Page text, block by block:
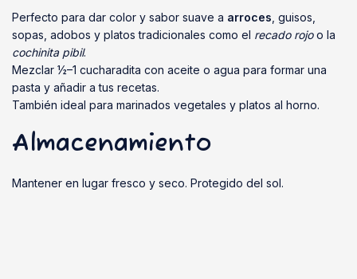
Perfecto para dar color y sabor suave a arroces , guisos,
sopas, adobos y platos tradicionales como el recado rojoo la
cochinita pibil.
Mezclar ½–1 cucharadita con aceite o agua para formar una
pasta y añadir a tus recetas.
También ideal para marinados vegetales y platos al horno.
Almacenamiento
Mantener en lugar fresco y seco. Protegido del sol.